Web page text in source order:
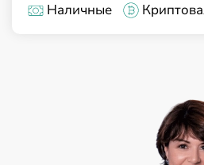
Наличные